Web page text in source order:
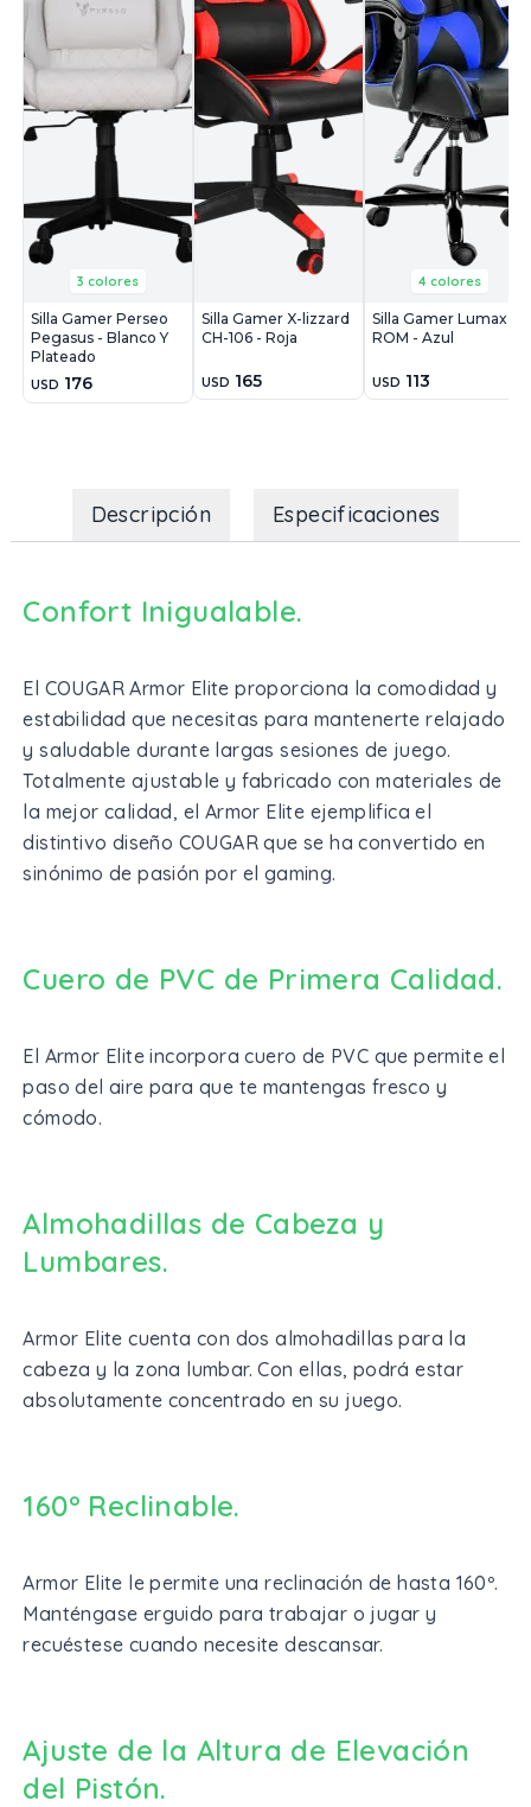
3 colores
Silla Gamer Perseo
Pegasus - Blanco Y
Plateado
USD 176
Silla Gamer X-lizzard
CH-106 - Roja
USD 165
4 colores
Silla Gamer Lumax
ROM - Azul
USD 113
Descripción Especificaciones
Confort Inigualable.
El COUGAR Armor Elite proporciona la comodidad y
estabilidad que necesitas para mantenerte relajado
y saludable durante largas sesiones de juego.
Totalmente ajustable y fabricado con materiales de
la mejor calidad, el Armor Elite ejemplifica el
distintivo diseño COUGAR que se ha convertido en
sinónimo de pasión por el gaming.
Cuero de PVC de Primera Calidad.
El Armor Elite incorpora cuero de PVC que permite el
paso del aire para que te mantengas fresco y
cómodo.
Almohadillas de Cabeza y
Lumbares.
Armor Elite cuenta con dos almohadillas para la
cabeza y la zona lumbar. Con ellas, podrá estar
absolutamente concentrado en su juego.
160º Reclinable.
Armor Elite le permite una reclinación de hasta 160º.
Manténgase erguido para trabajar o jugar y
recuéstese cuando necesite descansar.
Ajuste de la Altura de Elevación
del Pistón.